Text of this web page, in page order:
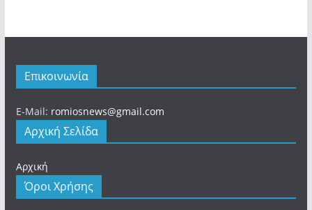
Επικοινωνία
E-Mail: romiosnews@gmail.com
Αρχική Σελίδα
Αρχική
Όροι Χρήσης